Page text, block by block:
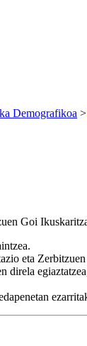
Demografikoa >
Goi
eta